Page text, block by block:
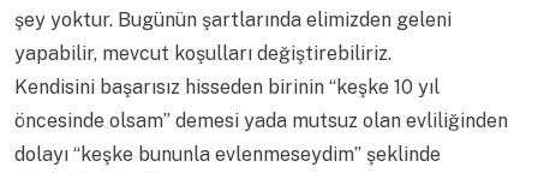
şey yoktur. Bugünün şartlarında elimizden geleni
yapabilir, mevcut koşulları değiştirebiliriz.
Kendisini başarısız hisseden birinin “keşke 10 yıl
öncesinde olsam” demesi yada mutsuz olan evliliğinden
dolayı “keşke bununla evlenmeseydim” şeklinde